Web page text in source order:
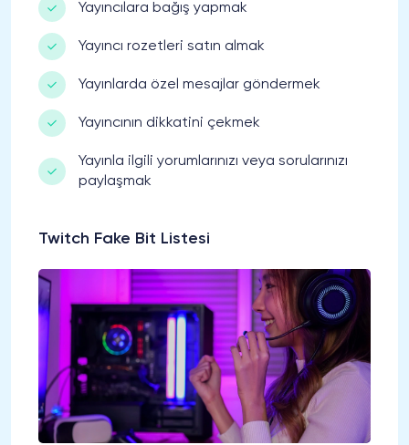
Yayıncılara bağış yapmak
Yayıncı rozetleri satın almak
Yayınlarda özel mesajlar göndermek
Yayıncının dikkatini çekmek
Yayınla ilgili yorumlarınızı veya sorularınızı
paylaşmak
Twitch Fake Bit Listesi